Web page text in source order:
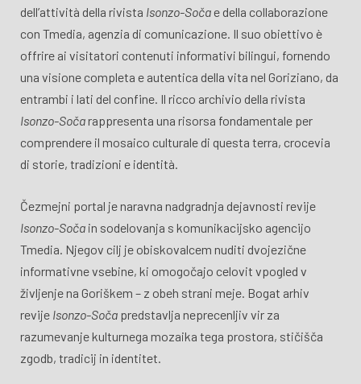
dell’attività della rivista Isonzo-Sočae della collaborazione
con Tmedia, agenzia di comunicazione. Il suo obiettivo è
offrire ai visitatori contenuti informativi bilingui, fornendo
una visione completa e autentica della vita nel Goriziano, da
entrambi i lati del confine. Il ricco archivio della rivista
Isonzo-Sočarappresenta una risorsa fondamentale per
comprendere il mosaico culturale di questa terra, crocevia
di storie, tradizioni e identità.
Čezmejni portal je naravna nadgradnja dejavnosti revije
Isonzo-Soča in sodelovanja s komunikacijsko agencijo
Tmedia. Njegov cilj je obiskovalcem nuditi dvojezične
informativne vsebine, ki omogočajo celovit vpogled v
življenje na Goriškem – z obeh strani meje. Bogat arhiv
revije Isonzo-Soča predstavlja neprecenljiv vir za
razumevanje kulturnega mozaika tega prostora, stičišča
zgodb, tradicij in identitet.